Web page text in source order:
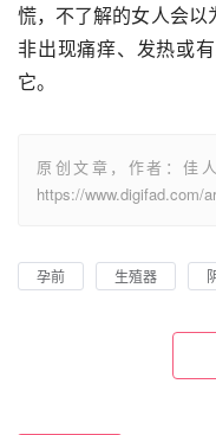
慌，不了解的女人会
非出现痛痒、发热或
它。
原创文章，作者：佳
https://www.digifad.com/
孕前 生殖器